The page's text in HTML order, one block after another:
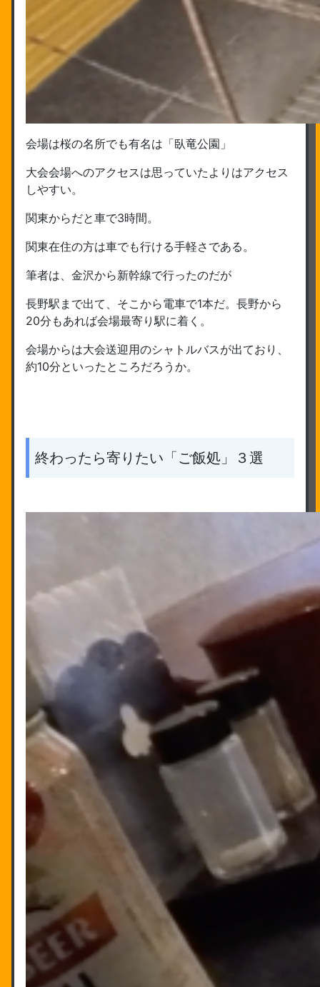
会場は桜の名所でも有名は「臥竜公園」
大会会場へのアクセスは思っていたよりはアクセス
しやすい。
関東からだと車で3時間。
関東在住の方は車でも行ける手軽さである。
筆者は、金沢から新幹線で行ったのだが
長野駅まで出て、そこから電車で1本だ。長野から
20分もあれば会場最寄り駅に着く。
会場からは大会送迎用のシャトルバスが出ており、
約10分といったところだろうか。
終わったら寄りたい「ご飯処」３選